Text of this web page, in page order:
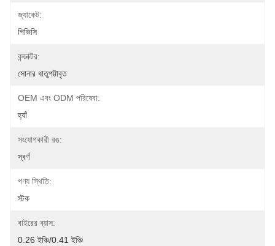
জ্যাকেট:
পিভিসি
কন্ডাক্টর:
সোনার ধাতুপট্টাবৃত
OEM এবং ODM পরিষেবা:
হ্যাঁ
সংযোগকারী রঙ:
স্বর্ণ
পণ্য স্থিতি:
স্টক
বাইরের ব্যাস:
0.26 ইঞ্চি/0.41 ইঞ্চি